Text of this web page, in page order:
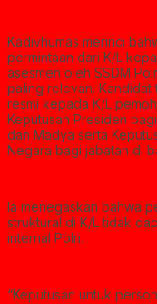
Kadivhumas merinci
permintaan dari K/L
asesmen oleh SSDM
paling relevan.
resmi kepada K/L
Keputusan Presiden
dan Madya serta
Negara bagi jabatan di
Ia menegaskan bahwa
struktural di K/L tidak
internal Polri.
“Keputusan untuk